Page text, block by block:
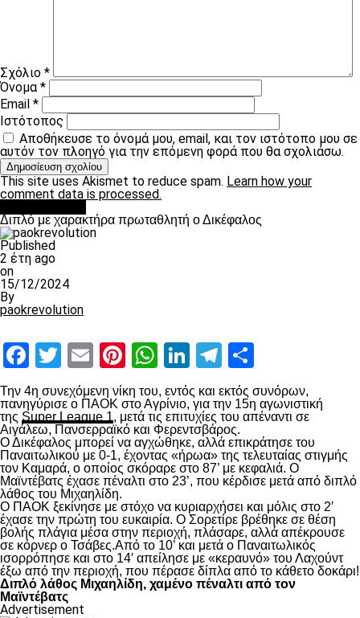
Σχόλιο *
Όνομα*
Email *
Ιστότοπος
Αποθήκευσε το όνομά μου, email, και τον ιστότοπο μου σε
αυτόν τον πλοηγό για την επόμενη φορά που θα σχολιάσω.
This site uses Akismet to reduce spam. Learn how your
comment data is processed.
Διπλό με χαρακτήρα πρωταθλητή ο Δικέφαλος
Published
2 έτη ago
on
15/12/2024
By
paokrevolution
Facebook
Twitter
EmailPinterest
WhatsApp
LinkedIn
Telegram
Την 4η συνεχόμενη νίκη του, εντός και εκτός συνόρων,
πανηγύρισε ο ΠΑΟΚ στο Αγρίνιο, για την 15η αγωνιστική
της Super League 1, μετά τις επιτυχίες του απέναντι σε
Αιγάλεω, Πανσερραϊκό και Φερεντσβάρος.
Ο Δικέφαλος μπορεί να αγχώθηκε, αλλά επικράτησε του
Παναιτωλικού με 0-1, έχοντας «ήρωα» της τελευταίας στιγμής
τον Καμαρά, ο οποίος σκόραρε στο 87’ με κεφαλιά. Ο
Μαϊντέβατς έχασε πέναλτι στο 23’, που κέρδισε μετά από διπλό
λάθος του Μιχαηλίδη.
Ο ΠΑΟΚ ξεκίνησε με στόχο να κυριαρχήσει και μόλις στο 2′
έχασε την πρώτη του ευκαιρία. Ο Σορετίρε βρέθηκε σε θέση
βολής πλάγια μέσα στην περιοχή, πλάσαρε, αλλά απέκρουσε
σε κόρνερ ο Τσάβες.Από το 10’ και μετά ο Παναιτωλικός
ισορρόπησε και στο 14′ απείλησε με «κεραυνό» του Λαχούντ
έξω από την περιοχή, που πέρασε δίπλα από το κάθετο δοκάρι!
Διπλό λάθος Μιχαηλίδη, χαμένο πέναλτι από τον
Μαϊντέβατς
Advertisement